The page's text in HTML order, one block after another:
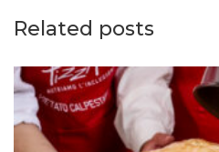
Related posts